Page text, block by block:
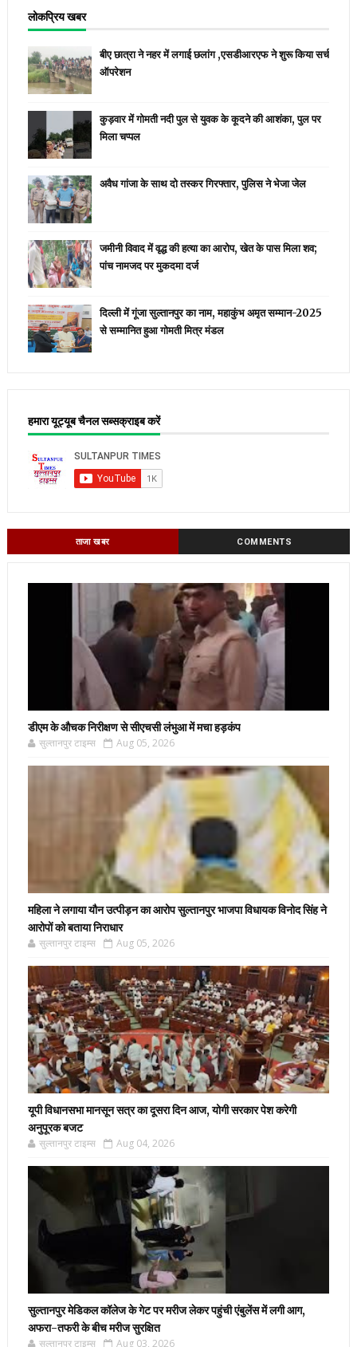
लोकप्रिय खबर
बीए छात्रा ने नहर में लगाई छलांग ,एसडीआरएफ ने शुरू किया सर्च
ऑपरेशन
कुड़वार में गोमती नदी पुल से युवक के कूदने की आशंका, पुल पर
मिला चप्पल
अवैध गांजा के साथ दो तस्कर गिरफ्तार, पुलिस ने भेजा जेल
जमीनी विवाद में वृद्ध की हत्या का आरोप, खेत के पास मिला शव;
पांच नामजद पर मुकदमा दर्ज
दिल्ली में गूंजा सुल्तानपुर का नाम, महाकुंभ अमृत सम्मान-2025
से सम्मानित हुआ गोमती मित्र मंडल
हमारा यूट्यूब चैनल सब्सक्राइब करें
ताजा खबर COMMENTS
डीएम के औचक निरीक्षण से सीएचसी लंभुआ में मचा हड़कंप
सुल्तानपुर टाइम्स Aug 05, 2026
महिला ने लगाया यौन उत्पीड़न का आरोप सुल्तानपुर भाजपा विधायक विनोद सिंह ने
आरोपों को बताया निराधार
सुल्तानपुर टाइम्स Aug 05, 2026
यूपी विधानसभा मानसून सत्र का दूसरा दिन आज, योगी सरकार पेश करेगी
अनुपूरक बजट
सुल्तानपुर टाइम्स Aug 04, 2026
सुल्तानपुर मेडिकल कॉलेज के गेट पर मरीज लेकर पहुंची एंबुलेंस में लगी आग,
अफरा-तफरी के बीच मरीज सुरक्षित
सुल्तानपुर टाइम्स Aug 03, 2026